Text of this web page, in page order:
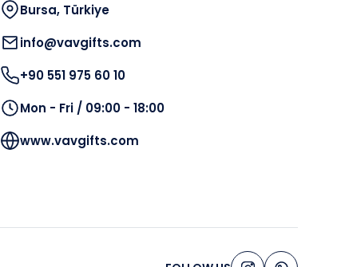
Bursa, Türkiye
info@vavgifts.com
+90 551 975 60 10
Mon - Fri / 09:00 - 18:00
www.vavgifts.com